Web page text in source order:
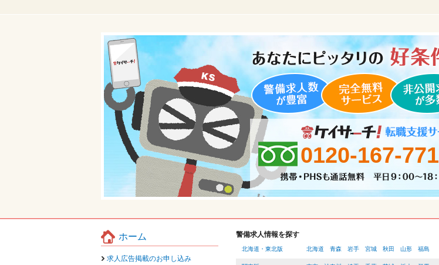
0120-167-771
ホーム
求人広告掲載のお申し込み
警備求人情報を探す
北海道・東北版 北海道 青森 岩手 宮城 秋田 山形 福島